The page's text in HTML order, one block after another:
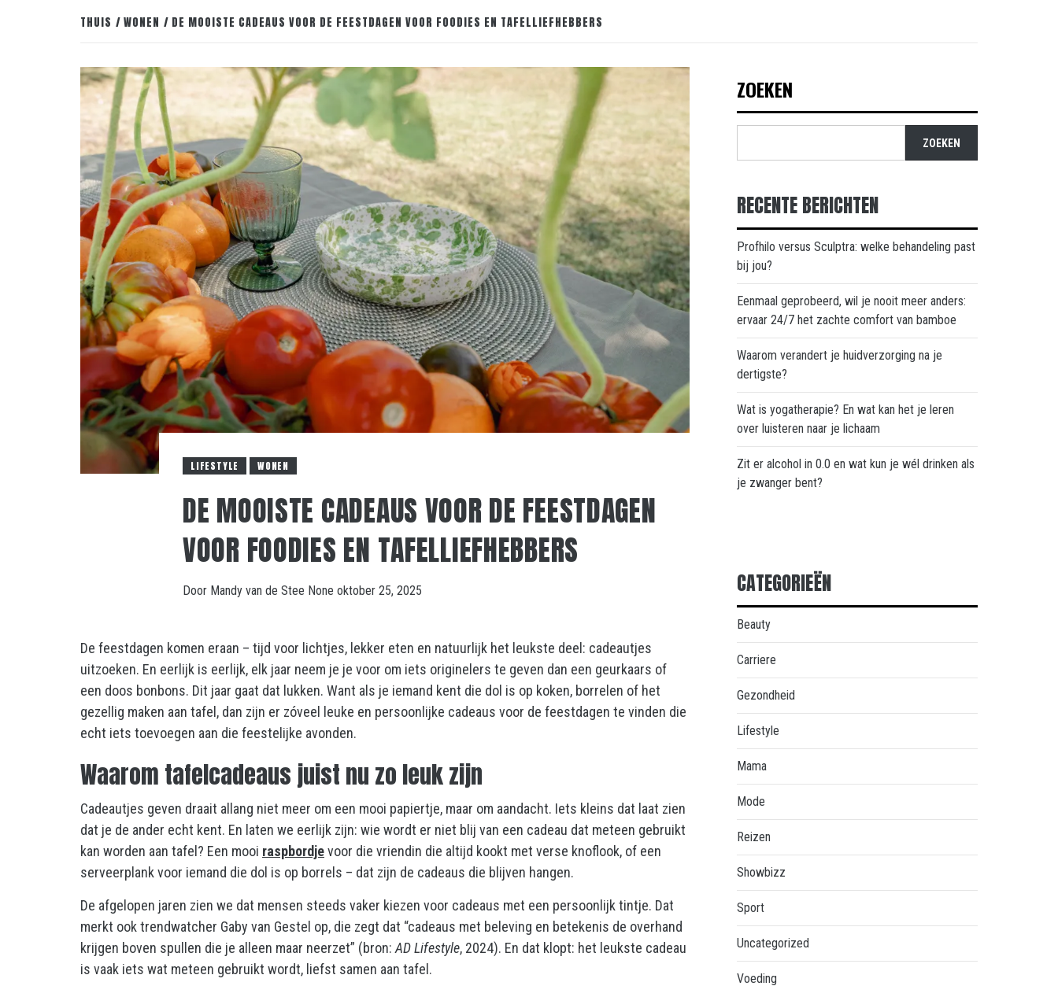
THUIS WONEN DE MOOISTE CADEAUS VOOR DE FEESTDAGEN VOOR FOODIES EN TAFELLIEFHEBBERS
LIFESTYLE WONEN
DE MOOISTE CADEAUS VOOR DE FEESTDAGEN
VOOR FOODIES EN TAFELLIEFHEBBERS
Door Mandy van de Stee None oktober 25, 2025
De feestdagen komen eraan – tijd voor lichtjes, lekker eten en natuurlijk het leukste deel: cadeautjes
uitzoeken. En eerlijk is eerlijk, elk jaar neem je je voor om iets originelers te geven dan een geurkaars of
een doos bonbons. Dit jaar gaat dat lukken. Want als je iemand kent die dol is op koken, borrelen of het
gezellig maken aan tafel, dan zijn er zóveel leuke en persoonlijke cadeaus voor de feestdagen te vinden die
echt iets toevoegen aan die feestelijke avonden.
Waarom tafelcadeaus juist nu zo leuk zijn
Cadeautjes geven draait allang niet meer om een mooi papiertje, maar om aandacht. Iets kleins dat laat zien
dat je de ander echt kent. En laten we eerlijk zijn: wie wordt er niet blij van een cadeau dat meteen gebruikt
kan worden aan tafel? Een mooi raspbordjevoor die vriendin die altijd kookt met verse knoflook, of een
serveerplank voor iemand die dol is op borrels – dat zijn de cadeaus die blijven hangen.
De afgelopen jaren zien we dat mensen steeds vaker kiezen voor cadeaus met een persoonlijk tintje. Dat
merkt ook trendwatcher Gaby van Gestel op, die zegt dat “cadeaus met beleving en betekenis de overhand
krijgen boven spullen die je alleen maar neerzet” (bron: AD Lifestyle, 2024). En dat klopt: het leukste cadeau
is vaak iets wat meteen gebruikt wordt, liefst samen aan tafel.
ZOEKEN
ZOEKEN
RECENTE BERICHTEN
Profhilo versus Sculptra: welke behandeling past
bij jou?
Eenmaal geprobeerd, wil je nooit meer anders:
ervaar 24/7 het zachte comfort van bamboe
Waarom verandert je huidverzorging na je
dertigste?
Wat is yogatherapie? En wat kan het je leren
over luisteren naar je lichaam
Zit er alcohol in 0.0 en wat kun je wél drinken als
je zwanger bent?
CATEGORIEËN
Beauty
Carriere
Gezondheid
Lifestyle
Mama
Mode
Reizen
Showbizz
Sport
Uncategorized
Voeding